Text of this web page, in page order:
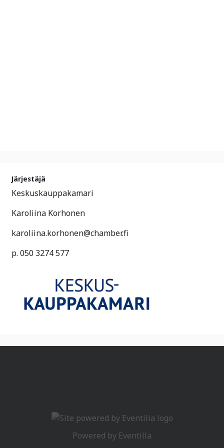
Järjestäjä
Keskuskauppakamari
Karoliina Korhonen
karoliina.korhonen@chamber.fi
p. 050 3274 577
Powered by Eventilla